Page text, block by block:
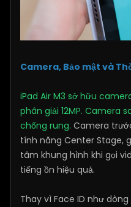
Camera, Bảo mật và
iPad Air M3 sở hữu
phân giải 12MP. Camera
chống rung. Camera
tính năng Center Stage,
tâm khung hình khi gọi
tiếng ồn hiệu quả.
Thay vì Face ID như dòng